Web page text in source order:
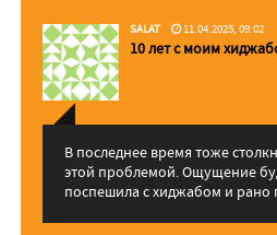
SALAT 11.04.2025, 09:02
10 лет с моим
В последнее время тоже
этой проблемой. Ощущение
поспешила с хиджабом и рано